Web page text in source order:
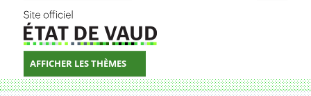
AFFICHER LES THÈMES